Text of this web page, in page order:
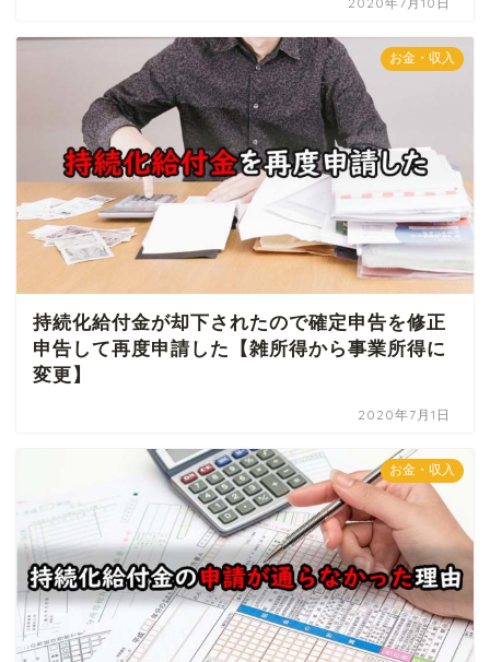
お金・収入
持続化給付金が却下されたので確定申告を修正
申告して再度申請した【雑所得から事業所得に
変更】
2020年7月1日
お金・収入